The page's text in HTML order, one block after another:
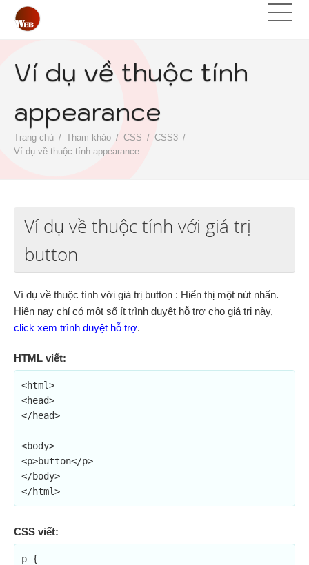
Ví dụ về thuộc tính
appearance
Trang chủ Tham khảo CSS
CSS3
Ví dụ về thuộc tính appearance
Ví dụ về thuộc tính với giá trị
button
Ví dụ về thuộc tính với giá trị button : Hiển thị một nút nhấn.
Hiện nay chỉ có một số ít trình duyệt hỗ trợ cho giá trị này,
click xem trình duyệt hỗ trợ.
HTML viết:
<html>
<head>
</head>
<body>
<p>button</p>
</body>
</html>
CSS viết:
p {